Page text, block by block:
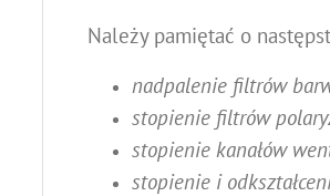
Należy pamiętać o
nadpalenie filtrów
stopienie filtrów
stopienie kanałów
stopienie i